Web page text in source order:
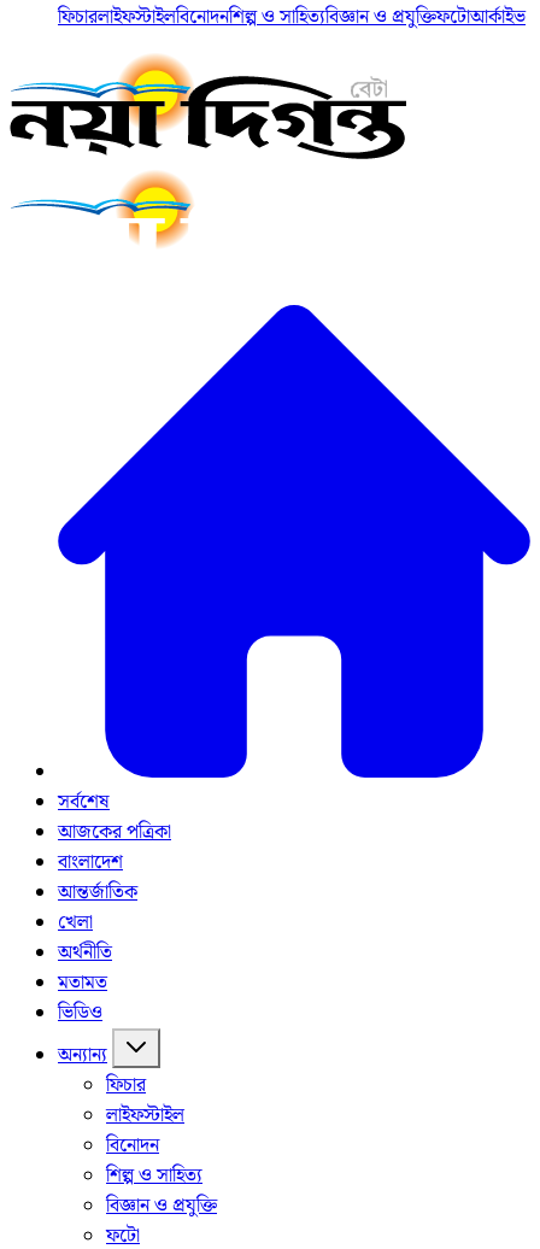
ফিচারলাইফস্টাইলবিনোদনশিল্প ও সাহিত্যবিজ্ঞান ও প্রযুক্তিফটোআর্কাইভ
সর্বশেষ
আজকের পত্রিকা
বাংলাদেশ
আন্তর্জাতিক
খেলা
অর্থনীতি
মতামত
ভিডিও
অন্যান্য
ফিচার
লাইফস্টাইল
বিনোদন
শিল্প ও সাহিত্য
বিজ্ঞান ও প্রযুক্তি
ফটো